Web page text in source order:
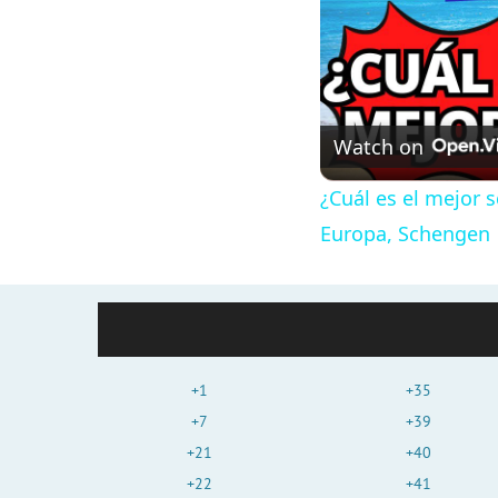
Watch on
¿Cuál es el mejor
Europa, Schengen
+1
+7
+21
+22
+35
+39
+40
+41